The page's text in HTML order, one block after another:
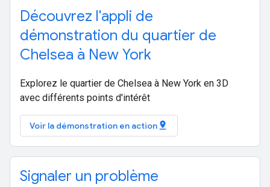
Découvrez l'appli de
démonstration du quartier de
Chelsea à New York
Explorez le quartier de Chelsea à New York en 3D
avec différents points d'intérêt
Voir la démonstration en action pin_drop
Signaler un problème